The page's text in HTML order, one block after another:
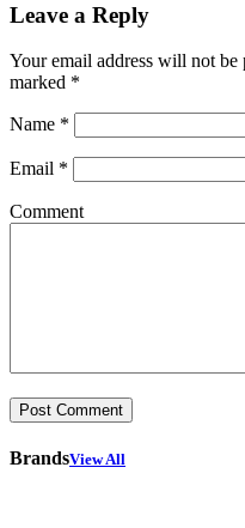
Leave a Reply
Your email address will not be
marked *
Name *
Email *
Comment
BrandsView All